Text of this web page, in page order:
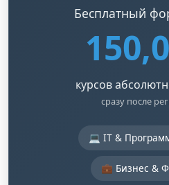
Бесплатный
курсов
сразу после
💻 IT &
💼 Бизнес &